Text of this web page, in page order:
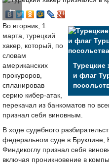
←
Турецкие
и флаг
Во вторник, 1
марта, турецкий
хакер, который, по
словам
американских
прокуроров,
спланировав
серию кибер-атак,
перекачал из банкоматов по
признал себя виновным.
В ходе судебного
федеральном суде в
Финдикоглу признал себя
включая проникновение в